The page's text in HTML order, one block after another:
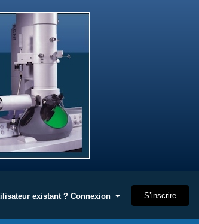
existant ? Connexion S’inscrire